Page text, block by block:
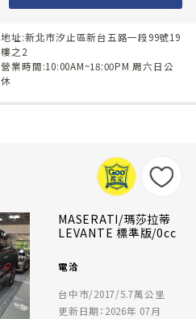
地址:新北市汐止區新台五路一段99號19
樓之2
營業時間:10:00AM~18:00PM 周六日公
休
MASERATI/瑪莎拉蒂
LEVANTE 標準版/0cc
電洽
台中市/2017/5.7萬公里
更新日期：2026年 07月